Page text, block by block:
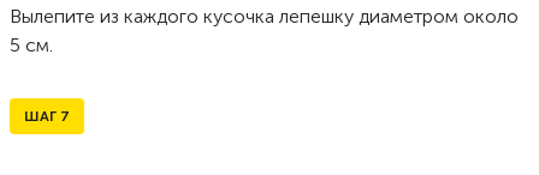
Вылепите из каждого кусочка лепешку диаметром около
5 см.
ШАГ 7